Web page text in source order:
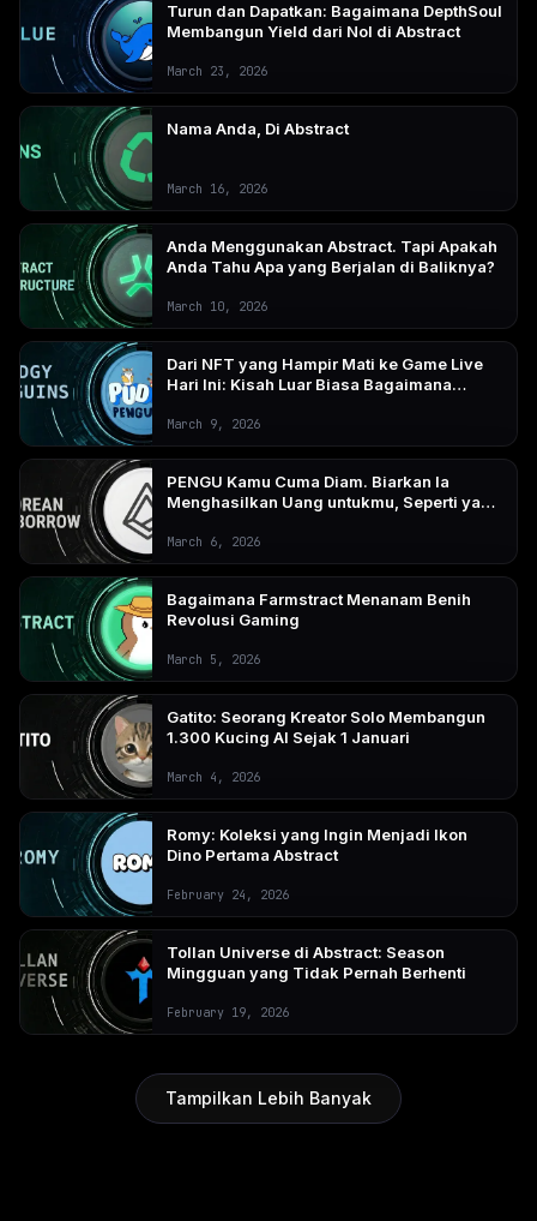
Turun dan Dapatkan: Bagaimana DepthSoul
Membangun Yield dari Nol di Abstract
March 23, 2026
Nama Anda, Di Abstract
March 16, 2026
Anda Menggunakan Abstract. Tapi Apakah
Anda Tahu Apa yang Berjalan di Baliknya?
March 10, 2026
Dari NFT yang Hampir Mati ke Game Live
Hari Ini: Kisah Luar Biasa Bagaimana
$2,4 Miliar
March 9, 2026
PENGU Kamu Cuma Diam. Biarkan Ia
Menghasilkan Uang untukmu, Seperti yang
March 6, 2026
Bagaimana Farmstract Menanam Benih
Revolusi Gaming
March 5, 2026
Gatito: Seorang Kreator Solo Membangun
1.300 Kucing AI Sejak 1 Januari
March 4, 2026
Romy: Koleksi yang Ingin Menjadi Ikon
Dino Pertama Abstract
February 24, 2026
Tollan Universe di Abstract: Season
Mingguan yang Tidak Pernah Berhenti
February 19, 2026
Tampilkan Lebih Banyak